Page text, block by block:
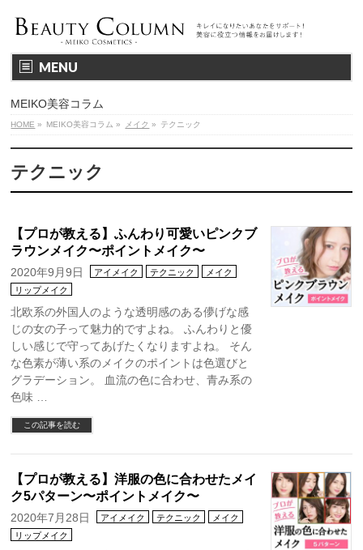
MENU
MEIKO美容コラム
HOME » MEIKO美容コラム » メイク » テクニック
テクニック
【プロが教える】ふんわり可愛いピンクブ
ラウンメイク〜ポイントメイク〜
2020年9月9日 アイメイク テクニック
メイク
リップメイク
北欧系の外国人のような透明感のある儚げな感
じの女の子って魅力的ですよね。 ふんわりと優
しい感じで守ってあげたくなりますよね。 そん
な色素が薄い系のメイクのポイントは色選びと
グラデーション。 血流の色に合わせ、青み系の
色味 …
この記事を読む
【プロが教える】洋服の色に合わせたメイ
ク5パターン〜ポイントメイク〜
2020年7月28日 アイメイク テクニック
メイク
リップメイク